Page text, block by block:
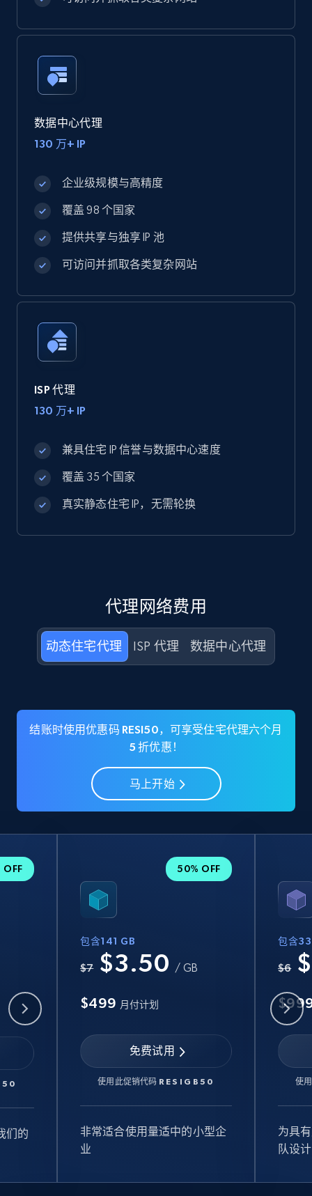
数据中心代理
130 万+ IP
企业级规模与高精度
覆盖 98 个国家
提供共享与独享 IP 池
可访问并抓取各类复杂网站
ISP 代理
130 万+ IP
兼具住宅 IP 信誉与数据中心速度
覆盖 35 个国家
真实静态住宅 IP，无需轮换
代理网络费用
动态住宅代理 ISP 代理 数据中心代理
结账时使用优惠码 RESI50，可享受住宅代理六个月
5 折优惠！
马上开始
OFF
们的
50% OFF
包含141 GB
$7 $3.50 / GB
$499 月付计划
免费试用
使用此促销代码 RESIGB50
非常适合使用量适中的小型企
业
包含
$6
使
为具
队设计